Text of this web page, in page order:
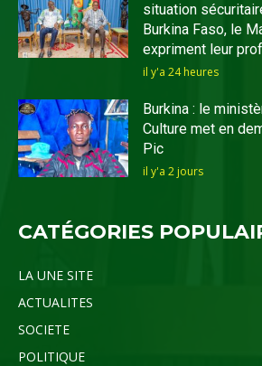
situation
Burkina Faso, le
expriment leur
il y'a 24 heures
Burkina : le
Culture met en
Pic
il y'a 2 jours
CATÉGORIES
LA UNE SITE
ACTUALITES
SOCIETE
POLITIQUE